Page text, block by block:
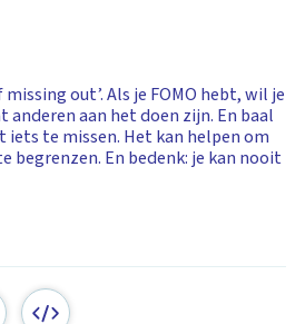
out’. Als je FOMO hebt, wil je
aan het doen zijn. En baal
iets te missen. Het kan helpen om
begrenzen. En bedenk: je kan nooit